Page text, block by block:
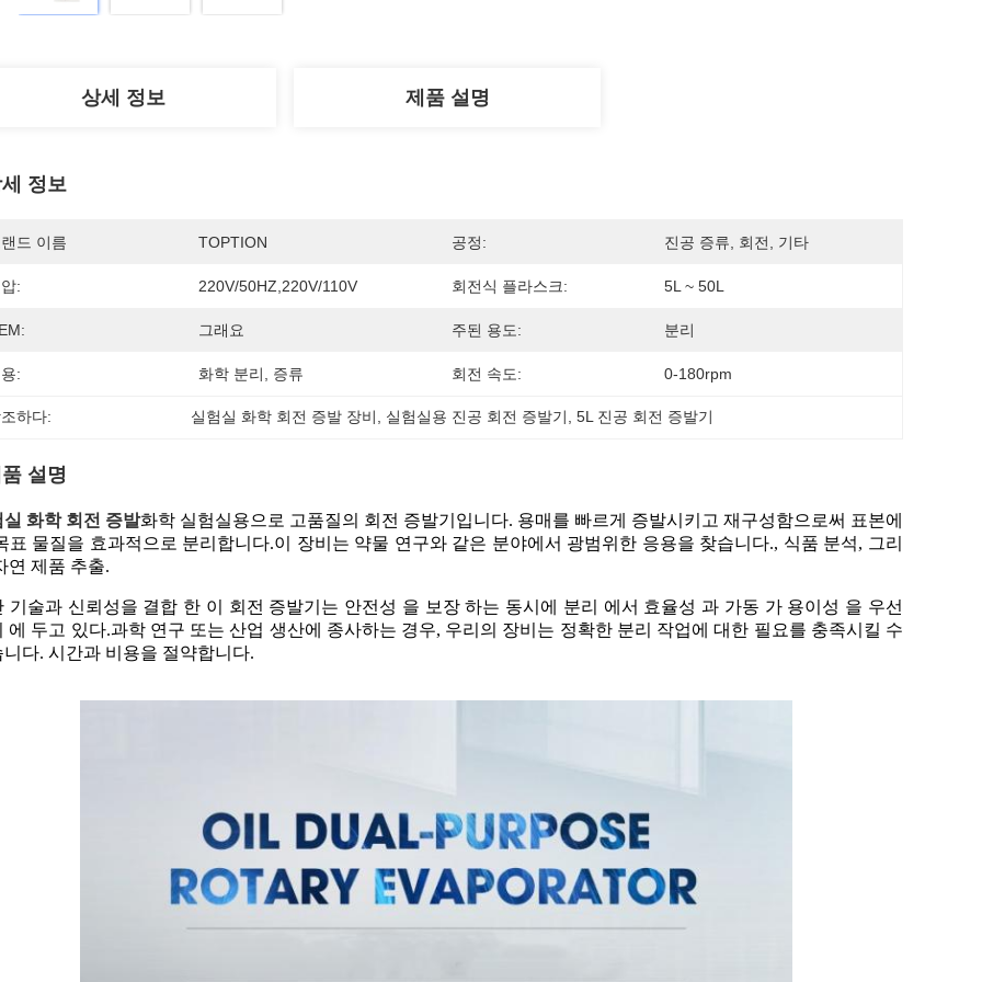
상세 정보 제품 설명
정보
드 이름 TOPTION 공정: 진공 증류, 회전, 기타
: 220V/50HZ,220V/110V 회전식 플라스크: 5L ~ 50L
그래요 주된 용도: 분리
: 화학 분리, 증류 회전 속도: 0-180rpm
하다: 실험실 화학 회전 증발 장비 실험실용 진공 회전 증발기 , 5L 진공 회전 증발기
설명
실 화학 회전 증발화학 실험실용으로 고품질의 회전 증발기입니다. 용매를 빠르게 증발시키고 재구성함으로써 표본에
표 물질을 효과적으로 분리합니다.이 장비는 약물 연구와 같은 분야에서 광범위한 응용을 찾습니다., 식품 분석, 그리
연 제품 추출.
기술과 신뢰성을 결합 한 이 회전 증발기는 안전성 을 보장 하는 동시에 분리 에서 효율성 과 가동 가 용이성 을 우선
에 두고 있다.과학 연구 또는 산업 생산에 종사하는 경우, 우리의 장비는 정확한 분리 작업에 대한 필요를 충족시킬 수
니다. 시간과 비용을 절약합니다.